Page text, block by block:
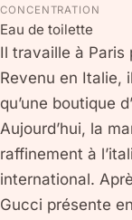
CONCENTRATION
Eau de toilette
Il travaille à Paris
Revenu en Italie,
qu’une boutique
Aujourd’hui, la
raffinement à
international.
Gucci présente